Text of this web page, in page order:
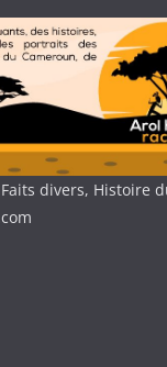
divers, Histoire